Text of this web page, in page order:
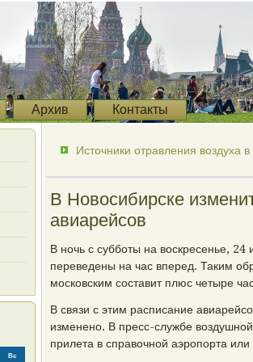
Архив Контакты
Вс
Источники отравления воздуха
В Новосибирске
авиарейсов
В ночь с субботы на воскресенье,
переведены на час вперед. Таким
московским составит плюс четыре
В связи с этим расписание
изменено. В пресс-службе
прилета в справочной аэропорта